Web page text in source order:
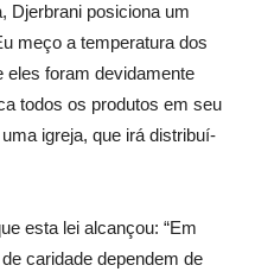
Djerbrani posiciona um
meço a temperatura dos
eles foram devidamente
todos os produtos em seu
igreja, que irá distribuí-
esta lei alcançou: “Em
caridade dependem de